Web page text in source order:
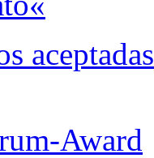
aceptadas
Award